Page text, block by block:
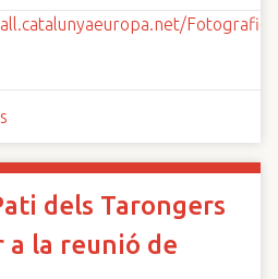
dels Tarongers
a la reunió de